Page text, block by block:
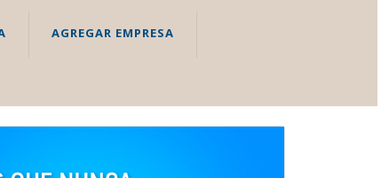
AGREGAR EMPRESA